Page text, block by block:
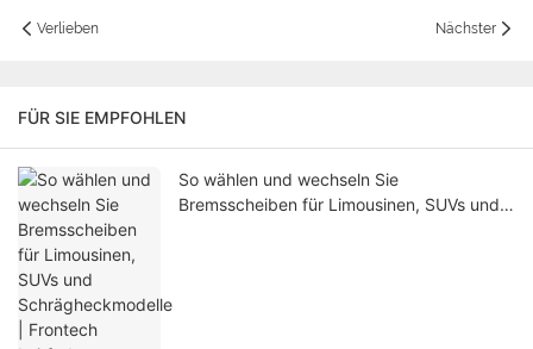
Verlieben Nächster
FÜR SIE EMPFOHLEN
So wählen und wechseln Sie
Bremsscheiben für Limousinen, SUVs und